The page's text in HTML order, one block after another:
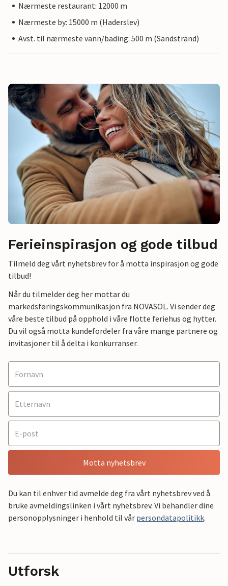
Nærmeste restaurant: 12000 m
Nærmeste by: 15000 m (Haderslev)
Avst. til nærmeste vann/bading: 500 m (Sandstrand)
Ferieinspirasjon og gode tilbud
Tilmeld deg vårt nyhetsbrev for å motta inspirasjon og gode
tilbud!
Når du tilmelder deg her mottar du
markedsføringskommunikasjon fra NOVASOL. Vi sender deg
våre beste tilbud på opphold i våre flotte feriehus og hytter.
Du vil også motta kundefordeler fra våre mange partnere og
invitasjoner til å delta i konkurranser.
Motta nyhetsbrev
Du kan til enhver tid avmelde deg fra vårt nyhetsbrev ved å
bruke avmeldingslinken i vårt nyhetsbrev. Vi behandler dine
personopplysninger i henhold til vår persondatapolitikk.
Utforsk